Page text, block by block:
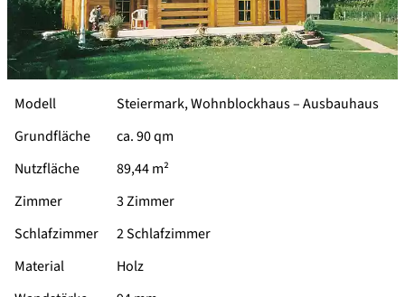
Modell Steiermark, Wohnblockhaus –Ausbauhaus
Grundfläche
ca. 90 qm
Nutzfläche
89,44 m²
Zimmer
3 Zimmer
Schlafzimmer
2 Schlafzimmer
Material
Holz